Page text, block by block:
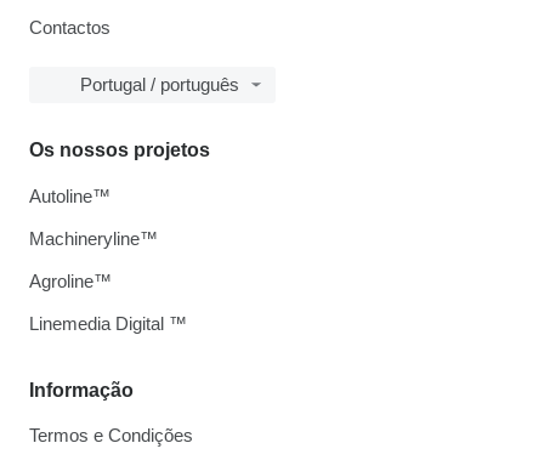
Contactos
Portugal / português
Informação
Termos e Condições
Os nossos projetos
Autoline™
Machineryline™
Agroline™
Linemedia Digital ™